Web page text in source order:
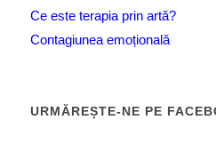
Ce este terapia prin artă?
Contagiunea emoțională
URMĂREȘTE-NE PE